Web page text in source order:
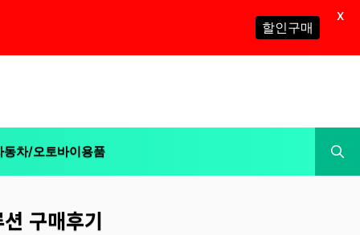
동차/오토바이용품
구매후기
할인구매
X